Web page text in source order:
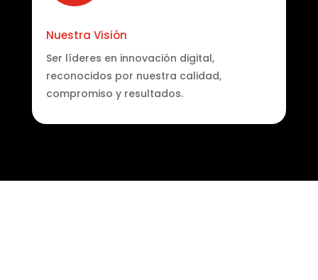
Nuestra Visión
Ser líderes en innovación digital,
reconocidos por nuestra calidad,
compromiso y resultados.